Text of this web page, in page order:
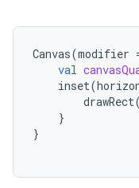
Canvas(modifier
val
inset(
drawRect(
}
}